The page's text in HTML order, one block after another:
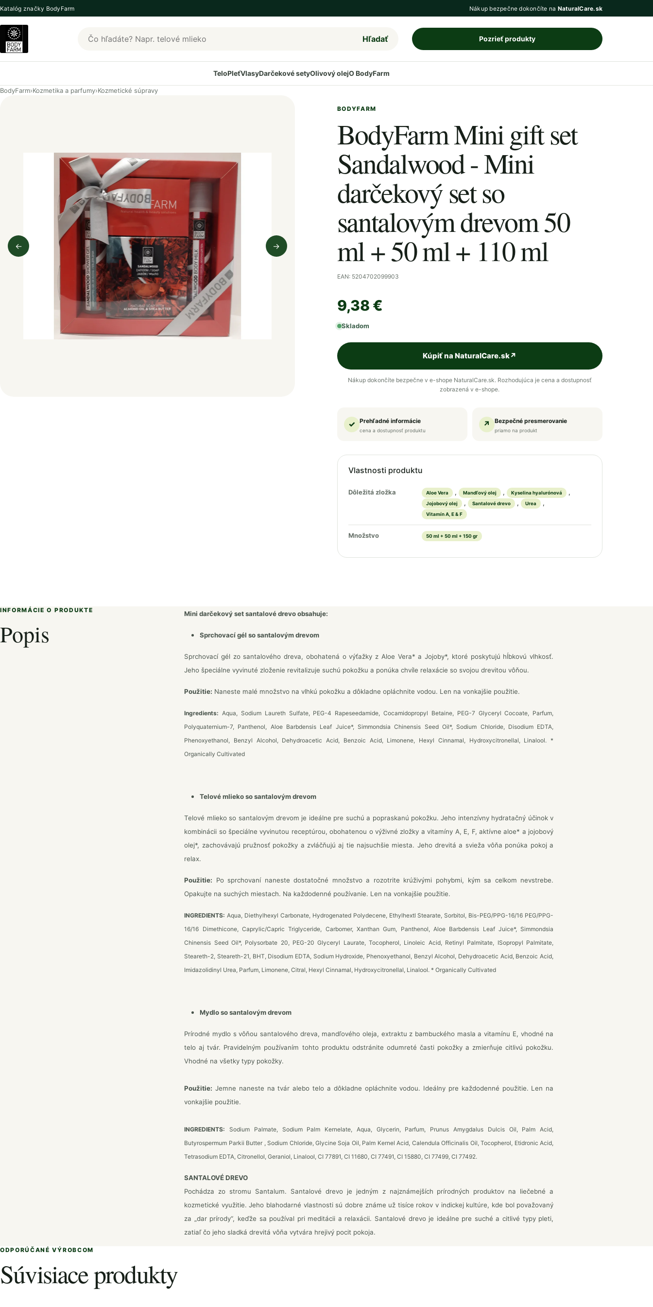
Katalóg značky BodyFarm Nákup bezpečne dokončíte na NaturalCare.sk
Hľadať produkty BodyFarm
Hľadať Pozrieť produkty
TeloPleťVlasyDarčekové setyOlivový olejO BodyFarm
BodyFarm›Kozmetika a parfumy›Kozmetické súpravy
←
Predchádzajúci obrázok
→
Nasledujúci obrázok
BODYFARM
BodyFarm Mini gift set
Sandalwood - Mini
darčekový set so
santalovým drevom 50
ml + 50 ml + 110 ml
EAN: 5204702099903
9,38 €
Skladom
Kúpiť na NaturalCare.sk↗
Nákup dokončíte bezpečne v e-shope NaturalCare.sk. Rozhodujúca je cena a dostupnosť
zobrazená v e-shope.
✓ Prehľadné informácie
cena a dostupnosť produktu
↗ Bezpečné presmerovanie
priamo na produkt
Vlastnosti produktu
Dôležitá zložka Aloe Vera , Mandľový olej , Kyselina hyalurónová ,
Jojobový olej , Santalové drevo , Urea ,
Vitamín A, E & F
Množstvo 50 ml + 50 ml + 150 gr
INFORMÁCIE O PRODUKTE
Popis
Mini darčekový set santalové drevo obsahuje:
Sprchovací gél so santalovým drevom
Sprchovací gél zo santalového dreva, obohatená o výťažky z Aloe Vera* a Jojoby*, ktoré poskytujú hĺbkovú vlhkosť.
Jeho špeciálne vyvinuté zloženie revitalizuje suchú pokožku a ponúka chvíle relaxácie so svojou drevitou vôňou.
Použitie: Naneste malé množstvo na vlhkú pokožku a dôkladne opláchnite vodou. Len na vonkajšie použitie.
Ingredients:Aqua, Sodium Laureth Sulfate, PEG-4 Rapeseedamide, Cocamidopropyl Betaine, PEG-7 Glyceryl Cocoate, Parfum,
Polyquaternium-7, Panthenol, Aloe Barbdensis Leaf Juice*, Simmondsia Chinensis Seed Oil*, Sodium Chloride, Disodium EDTA,
Phenoxyethanol, Benzyl Alcohol, Dehydroacetic Acid, Benzoic Acid, Limonene, Hexyl Cinnamal, Hydroxycitronellal, Linalool. *
Organically Cultivated
Telové mlieko so santalovým drevom
Telové mlieko so santalovým drevom je ideálne pre suchú a popraskanú pokožku. Jeho intenzívny hydratačný účinok v
kombinácii so špeciálne vyvinutou receptúrou, obohatenou o výživné zložky a vitamíny A, E, F, aktívne aloe* a jojobový
olej*, zachovávajú pružnosť pokožky a zvláčňujú aj tie najsuchšie miesta. Jeho drevitá a svieža vôňa ponúka pokoj a
relax.
Použitie: Po sprchovaní naneste dostatočné množstvo a rozotrite krúživými pohybmi, kým sa celkom nevstrebe.
Opakujte na suchých miestach. Na každodenné používanie. Len na vonkajšie použitie.
INGREDIENTS: Aqua, Diethylhexyl Carbonate, Hydrogenated Polydecene, Ethylhextl Stearate, Sorbitol, Bis-PEG/PPG-16/16 PEG/PPG-
16/16 Dimethicone, Caprylic/Capric Triglyceride, Carbomer, Xanthan Gum, Panthenol, Aloe Barbdensis Leaf Juice*, Simmondsia
Chinensis Seed Oil*, Polysorbate 20, PEG-20 Glyceryl Laurate, Tocopherol, Linoleic Acid, Retinyl Palmitate, ISopropyl Palmitate,
Steareth-2, Steareth-21, BHT, Disodium EDTA, Sodium Hydroxide, Phenoxyethanol, Benzyl Alcohol, Dehydroacetic Acid, Benzoic Acid,
Imidazolidinyl Urea, Parfum, Limonene, Citral, Hexyl Cinnamal, Hydroxycitronellal, Linalool. * Organically Cultivated
Mydlo so santalovým drevom
Prírodné mydlo s vôňou santalového dreva, mandľového oleja, extraktu z bambuckého masla a vitamínu E, vhodné na
telo aj tvár. Pravidelným používaním tohto produktu odstránite odumreté časti pokožky a zmierňuje citlivú pokožku.
Vhodné na všetky typy pokožky.
Použitie: Jemne naneste na tvár alebo telo a dôkladne opláchnite vodou. Ideálny pre každodenné použitie. Len na
vonkajšie použitie.
INGREDIENTS: Sodium Palmate, Sodium Palm Kernelate, Aqua, Glycerin, Parfum, Prunus Amygdalus Dulcis Oil, Palm Acid,
Butyrospermum Parkii Butter , Sodium Chloride, Glycine Soja Oil, Palm Kernel Acid, Calendula Officinalis Oil, Tocopherol, Etidronic Acid,
Tetrasodium EDTA, Citronellol, Geraniol, Linalool, CI 77891, CI 11680, CI 77491, CI 15880, CI 77499, CI 77492.
SANTALOVÉ DREVO
Pochádza zo stromu Santalum. Santalové drevo je jedným z najznámejších prírodných produktov na liečebné a
kozmetické využitie. Jeho blahodarné vlastnosti sú dobre známe už tisíce rokov v indickej kultúre, kde bol považovaný
za „dar prírody“, keďže sa používal pri meditácii a relaxácii. Santalové drevo je ideálne pre suché a citlivé typy pleti,
zatiaľ čo jeho sladká drevitá vôňa vytvára hrejivý pocit pokoja.
ODPORÚČANÉ VÝROBCOM
Súvisiace produkty